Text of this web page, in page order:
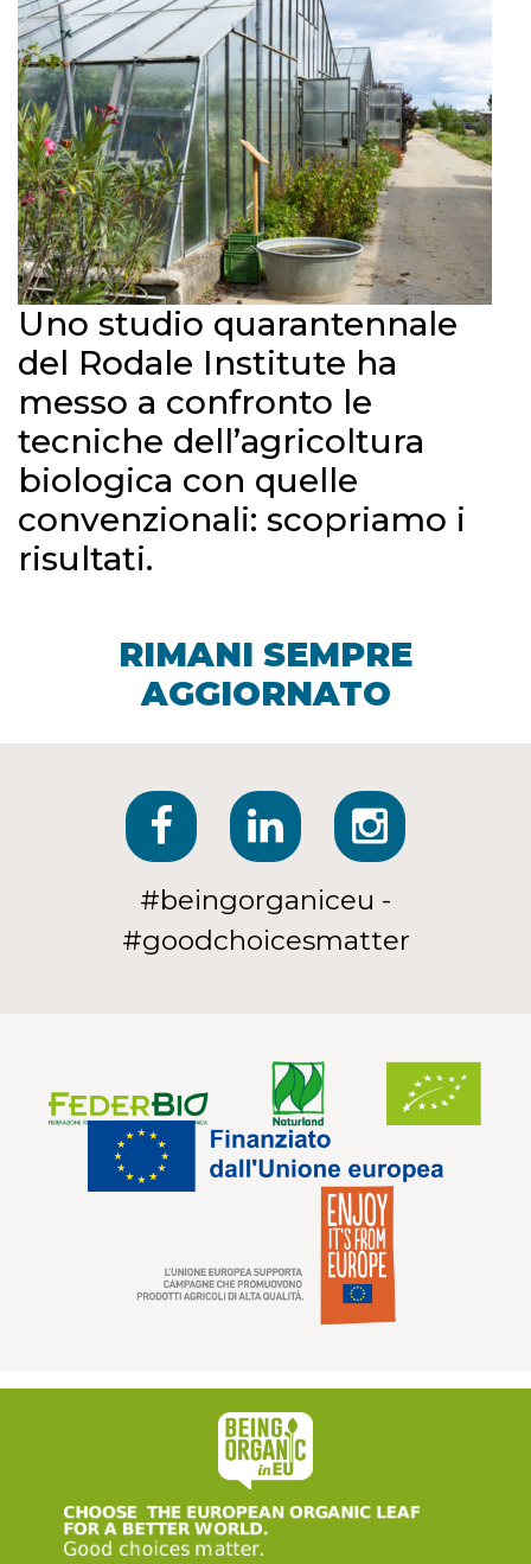
Uno studio quarantennale
del Rodale Institute ha
messo a confronto le
tecniche dell’agricoltura
biologica con quelle
convenzionali: scopriamo i
risultati.
RIMANI SEMPRE
AGGIORNATO
#beingorganiceu -
#goodchoicesmatter